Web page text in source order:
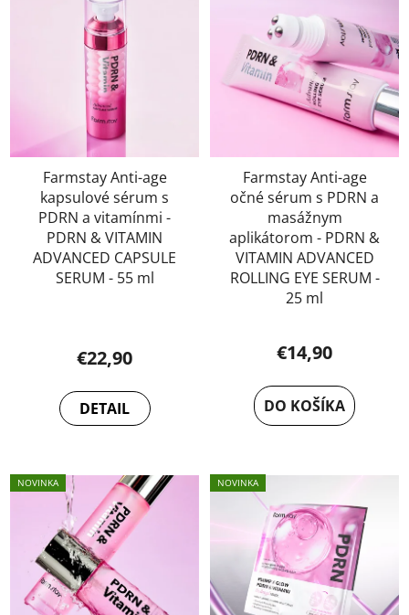
Farmstay Anti-age
kapsulové sérum s
PDRN a vitamínmi -
PDRN & VITAMIN
ADVANCED CAPSULE
SERUM - 55 ml
€22,90
DETAIL
Farmstay Anti-age
očné sérum s PDRN a
masážnym
aplikátorom - PDRN &
VITAMIN ADVANCED
ROLLING EYE SERUM -
25 ml
€14,90
DO KOŠÍKA
NOVINKA NOVINKA